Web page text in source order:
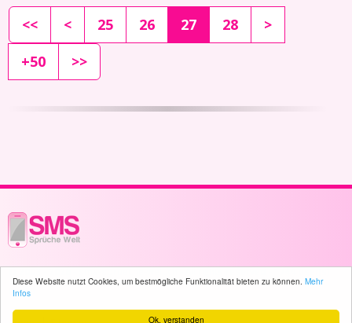
Ok, verstanden
Diese Website nutzt Cookies, um bestmögliche Funktionalität bieten zu können. Mehr
Infos
<< < 25 26 27 28
>
+50
>>
© 2003 - 2026 -sms-sprueche-welt.ch- All rights reserved -1744 user(s)
online